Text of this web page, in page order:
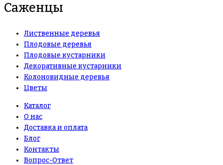
Саженцы
Лиственные деревья
Плодовые деревья
Плодовые кустарники
Декоративные кустарники
Колоновидные деревья
Цветы
Каталог
О нас
Доставка и оплата
Блог
Контакты
Вопрос-Ответ